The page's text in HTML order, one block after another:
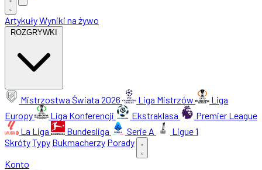
ArtykułyWyniki na żywo
ROZGRYWKI
Mistrzostwa Świata 2026 Liga Mistrzów
Liga
Europy
Liga Konferencji Ekstraklasa
Premier League
La Liga
Bundesliga Serie A
Ligue 1
SkrótyTypy Bukmacherzy Porady
Konto